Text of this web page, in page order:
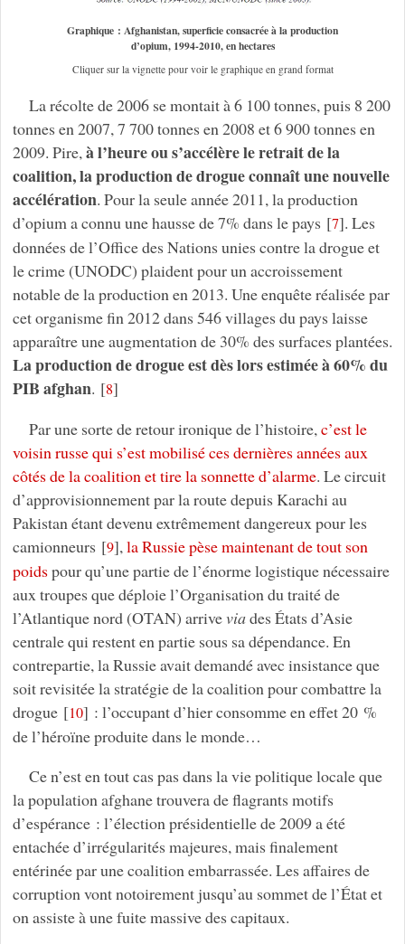
Graphique : Afghanistan, superficie consacrée à la production
d’opium, 1994-2010, en hectares
Cliquer sur la vignette pour voir le graphique en grand format
La récolte de 2006 se montait à 6 100 tonnes, puis 8 200
tonnes en 2007, 7 700 tonnes en 2008 et 6 900 tonnes en
2009. Pire, à l’heure ou s’accélère le retrait de la
coalition, la production de drogue connaît une nouvelle
accélération. Pour la seule année 2011, la production
d’opium a connu une hausse de 7% dans le pays [7]. Les
données de l’Office des Nations unies contre la drogue et
le crime (UNODC) plaident pour un accroissement
notable de la production en 2013. Une enquête réalisée par
cet organisme fin 2012 dans 546 villages du pays laisse
apparaître une augmentation de 30% des surfaces plantées.
La production de drogue est dès lors estimée à 60% du
PIB afghan. [8]
Par une sorte de retour ironique de l’histoire, c’est le
voisin russe qui s’est mobilisé ces dernières années aux
côtés de la coalition et tire la sonnette d’alarme. Le circuit
d’approvisionnement par la route depuis Karachi au
Pakistan étant devenu extrêmement dangereux pour les
camionneurs [9], la Russie pèse maintenant de tout son
poidspour qu’une partie de l’énorme logistique nécessaire
aux troupes que déploie l’Organisation du traité de
l’Atlantique nord (OTAN) arriveviades États d’Asie
centrale qui restent en partie sous sa dépendance. En
contrepartie, la Russie avait demandé avec insistance que
soit revisitée la stratégie de la coalition pour combattre la
drogue[10] : l’occupant d’hier consomme en effet 20 %
de l’héroïne produite dans le monde…
Ce n’est en tout cas pas dans la vie politique locale que
la population afghane trouvera de flagrants motifs
d’espérance : l’élection présidentielle de 2009 a été
entachée d’irrégularités majeures, mais finalement
entérinée par une coalition embarrassée. Les affaires de
corruption vont notoirement jusqu’au sommet de l’État et
on assiste à une fuite massive des capitaux.